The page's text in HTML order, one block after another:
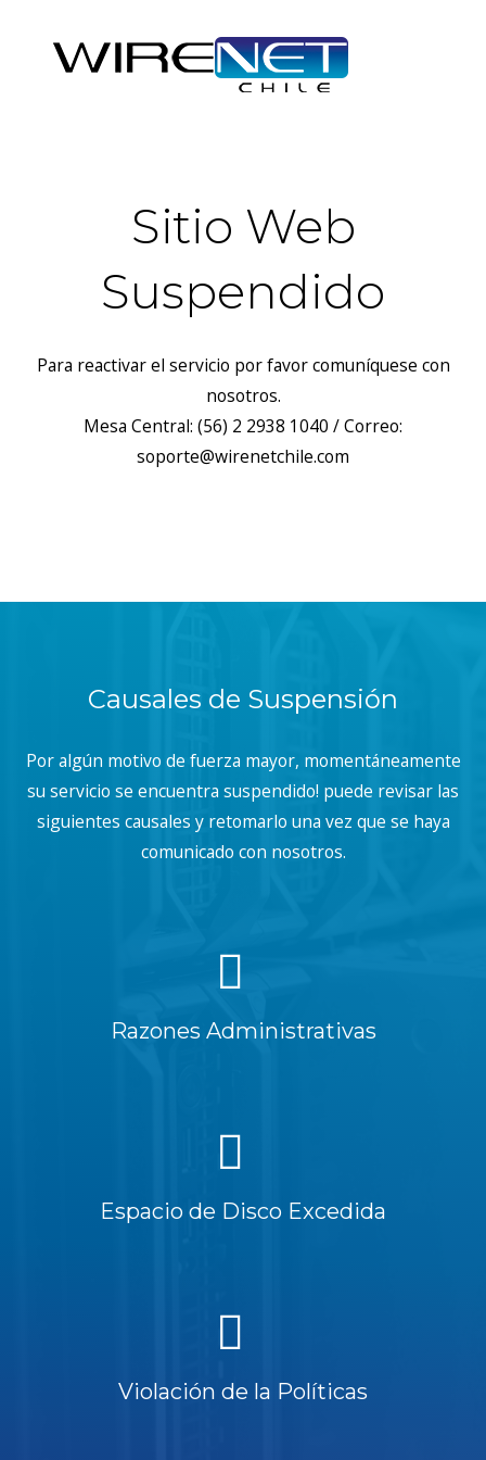
Sitio Web
Suspendido
Para reactivar el servicio por favor comuníquese con
nosotros.
Mesa Central: (56) 2 2938 1040 / Correo:
soporte@wirenetchile.com
Causales de Suspensión
Por algún motivo de fuerza mayor, momentáneamente
su servicio se encuentra suspendido! puede revisar las
siguientes causales y retomarlo una vez que se haya
comunicado con nosotros.
Razones Administrativas
Espacio de Disco Excedida
Violación de la Políticas